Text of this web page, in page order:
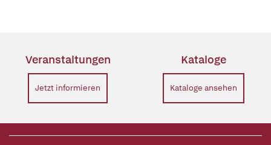
Veranstaltungen
Jetzt informieren
Kataloge
Kataloge ansehen